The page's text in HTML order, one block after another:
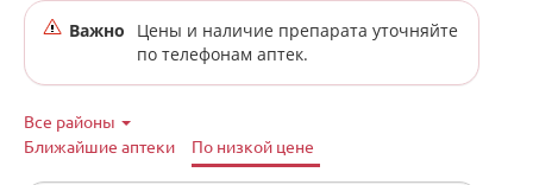
Важно
Цены и наличие препарата уточняйте
по телефонам аптек.
Все районы
Ближайшие аптеки
По низкой цене